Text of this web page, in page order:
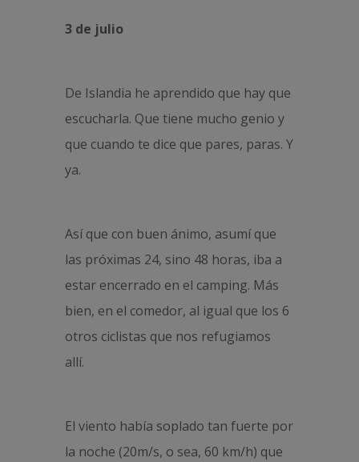
3 de julio
De Islandia he aprendido que hay que
escucharla. Que tiene mucho genio y
que cuando te dice que pares, paras. Y
ya.
Así que con buen ánimo, asumí que
las próximas 24, sino 48 horas, iba a
estar encerrado en el camping. Más
bien, en el comedor, al igual que los 6
otros ciclistas que nos refugiamos
allí.
El viento había soplado tan fuerte por
la noche (20m/s, o sea, 60 km/h) que